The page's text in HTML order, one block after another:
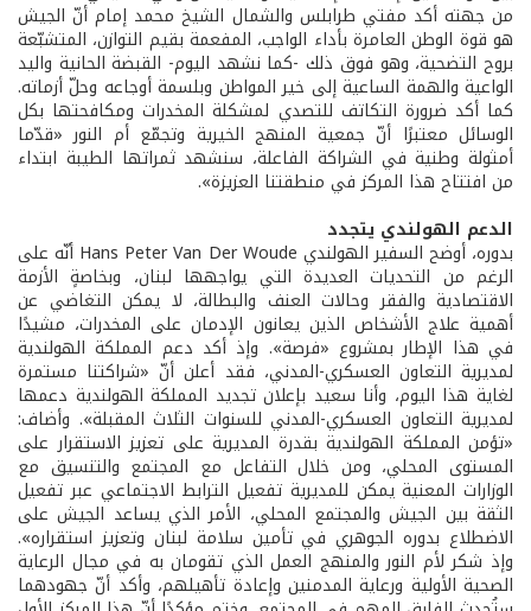
من جهته أكد مفتي طرابلس والشمال الشيخ محمد إمام أنّ الجيش
هو قوة الوطن العامرة بأداء الواجب، المفعمة بقيم التوازن، المتشبّعة
بروح التضحية، وهو فوق ذلك -كما نشهد اليوم- القبضة الحانية واليد
الواعية والهمة الساعية إلى خير المواطن وبلسمة أوجاعه وحلّ أزماته.
كما أكد ضرورة التكاتف للتصدي لمشكلة المخدرات ومكافحتها بكل
الوسائل معتبرًا أنّ جمعية المنهج الخيرية وتجمّع أم النور «قدّما
أمثولة وطنية في الشراكة الفاعلة، سنشهد ثمراتها الطيبة ابتداء
من افتتاح هذا المركز في منطقتنا العزيزة».
الدعم الهولندي يتجدد
بدوره، أوضح السفير الهولندي Hans Peter Van Der Woude أنّه على
الرغم من التحديات العديدة التي يواجهها لبنان، وبخاصةٍ الأزمة
الاقتصادية والفقر وحالات العنف والبطالة، لا يمكن التغاضي عن
أهمية علاج الأشخاص الذين يعانون الإدمان على المخدرات، مشيدًا
في هذا الإطار بمشروع «فرصة». وإذ أكد دعم المملكة الهولندية
لمديرية التعاون العسكري-المدني، فقد أعلن أنّ «شراكتنا مستمرة
لغاية هذا اليوم، وأنا سعيد بإعلان تجديد المملكة الهولندية دعمها
لمديرية التعاون العسكري-المدني للسنوات الثلاث المقبلة». وأضاف:
«تؤمن المملكة الهولندية بقدرة المديرية على تعزيز الاستقرار على
المستوى المحلي، ومن خلال التفاعل مع المجتمع والتنسيق مع
الوزارات المعنية يمكن للمديرية تفعيل الترابط الاجتماعي عبر تفعيل
الثقة بين الجيش والمجتمع المحلي، الأمر الذي يساعد الجيش على
الاضطلاع بدوره الجوهري في تأمين سلامة لبنان وتعزيز استقراره».
وإذ شكر لأم النور والمنهج العمل الذي تقومان به في مجال الرعاية
الصحية الأولية ورعاية المدمنين وإعادة تأهيلهم، وأكد أنّ جهودهما